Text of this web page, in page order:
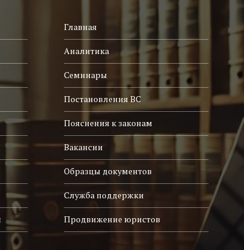
Главная
Аналитика
Семинары
Постановления ВС
Пояснения к законам
Вакансии
Образцы документов
Служба поддержки
Продвижение юристов